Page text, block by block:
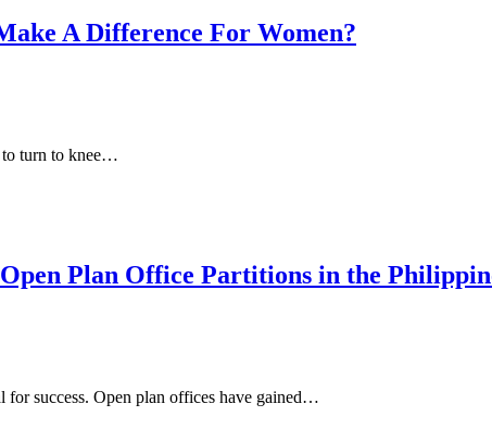
A Difference For Women?
to turn to knee…
Plan Office Partitions in the
for success. Open plan offices have gained…